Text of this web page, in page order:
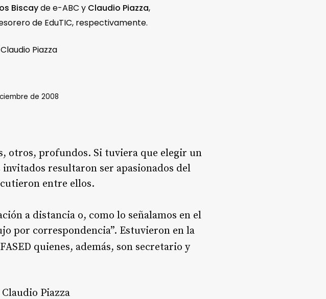
Biscayde e-ABC y Claudio Piazza,
de EduTIC, respectivamente.
de 2008
otros, profundos. Si tuviera que elegir un
resultaron ser apasionados del
entre ellos.
a distancia o, como lo señalamos en el
por correspondencia”. Estuvieron en la
quienes, además, son secretario y